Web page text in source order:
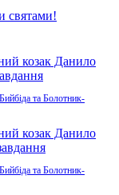
та Болотник-
та Болотник-